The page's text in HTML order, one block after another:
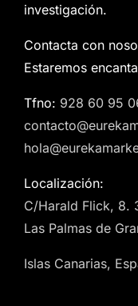
investigación.
Contacta con
Estaremos
Tfno: 928 60 95
Localización:
C/Harald Flick, 8.
Las Palmas de
Islas Canarias,